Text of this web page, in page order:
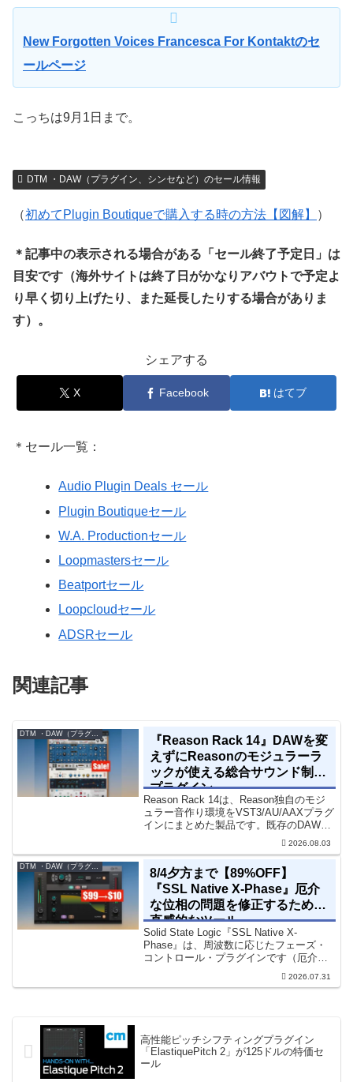
New Forgotten Voices Francesca For Kontaktのセ
ールページ
こっちは9月1日まで。
DTM ・DAW（プラグイン、シンセなど）のセール情報
（初めてPlugin Boutiqueで購入する時の方法【図解】 ）
＊記事中の表示される場合がある「セール終了予定日」は
目安です（海外サイトは終了日がかなりアバウトで予定よ
り早く切り上げたり、また延長したりする場合がありま
す）。
シェアする
X Facebook はてブ
＊セール一覧：
Audio Plugin Deals セール
Plugin Boutiqueセール
W.A. Productionセール
Loopmastersセール
Beatportセール
Loopcloudセール
ADSRセール
関連記事
『Reason Rack 14』DAWを変
えずにReasonのモジュラーラ
ックが使える総合サウンド制作
プラグイン
Reason Rack 14は、Reason独自のモジ
ュラー音作り環境をVST3/AU/AAXプラグ
インにまとめた製品です。既存のDAWを
乗り換えることなく、68種類のシンセや
に追加できます。通常199...
2026.08.03
8/4夕方まで【89%OFF】
『SSL Native X-Phase』厄介
な位相の問題を修正するための
直感的なツール
Solid State Logic『SSL Native X-
Phase』は、周波数に応じたフェーズ・
コントロール・プラグインです（厄介な
位相の問題を修正するための直感的なツ
ールです）。特定の周波数で位相をシフ
2026.07.31
高性能ピッチシフティングプラグイン
「ElastiquePitch 2」が125ドルの特価セ
ール